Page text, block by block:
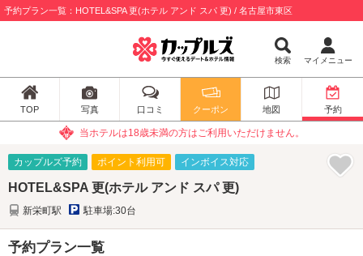
予約プラン一覧：HOTEL&SPA 更(ホテル アンド スパ 更) / 名古屋市東区
検索 マイメニュー
TOP 写真 口コミ クーポン 地図 予約
当ホテルは18歳未満の方はご利用いただけません。
カップルズ予約 ポイント利用可 インボイス対応
HOTEL&SPA 更(ホテル アンド スパ 更)
新栄町駅 駐車場:30台
予約プラン一覧